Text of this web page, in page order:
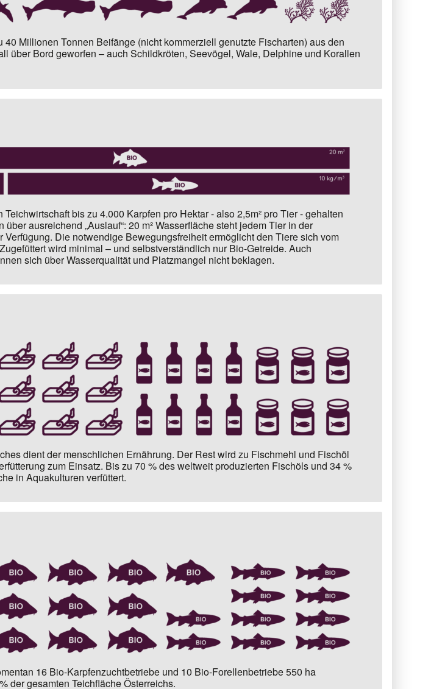
40 Millionen Tonnen Beifänge (nicht kommerziell genutzte Fischarten) aus den
über Bord geworfen – auch Schildkröten, Seevögel, Wale, Delphine und Korallen
bis zu 4.000 Karpfen pro Hektar - also 2,5m² pro Tier -gehalten
ausreichend „Auslauf“: 20 m² Wasserfläche steht jedem Tier in der
Verfügung. Die notwendige Bewegungsfreiheit ermöglicht den Tiere sich vom
wird minimal – und selbstverständlich nur Bio-Getreide. Auch
sich über Wasserqualität und Platzmangel nicht beklagen.
dient der menschlichen Ernährung. Der Rest wird zu Fischmehl und Fischöl
zum Einsatz. Bis zu 70 % des weltweit produzierten Fischöls und 34 %
in Aquakulturen verfüttert.
16 Bio-Karpfenzuchtbetriebe und 10 Bio-Forellenbetriebe550 ha
der gesamten Teichfläche Österreichs.